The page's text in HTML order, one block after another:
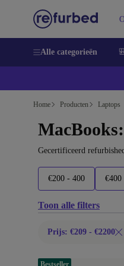
Alle categorieën
Home Producten Laptops
MacBooks:
Gecertificeerd
€200 - 400 €400
Toon alle filters
Prijs: €209 - €2200
Bestseller